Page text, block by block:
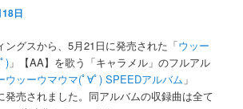
日
ングスから、5月21日に発売された「ウッー
) 」【AA】を歌う「キャラメル」のフルアル
ウッーウマウマ(ﾟ∀ﾟ) SPEEDアルバム 」
発売されました。同アルバムの収録曲は全て